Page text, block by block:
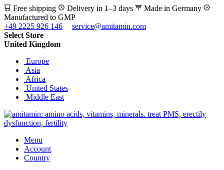
Free shipping Delivery in 1–3 days
Made in Germany
Manufactured to GMP
+49 2225 926 146
service@amitamin.com
Select Store
United Kingdom
Europe
Asia
Africa
United States
Middle East
Menu
Account
Country